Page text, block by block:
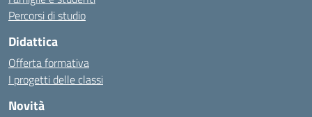
Percorsi di studio
Didattica
Offerta formativa
I progetti delle classi
Novità